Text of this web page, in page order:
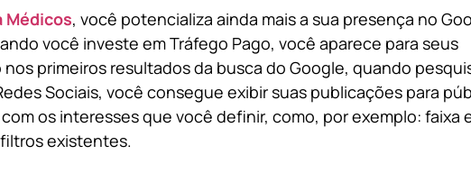
Médicos, você potencializa ainda mais a sua presença no
você investe em Tráfego Pago, você aparece para seus
primeiros resultados da busca do Google, quando
Sociais, você consegue exibir suas publicações para
os interesses que você definir, como, por exemplo: faixa
existentes.